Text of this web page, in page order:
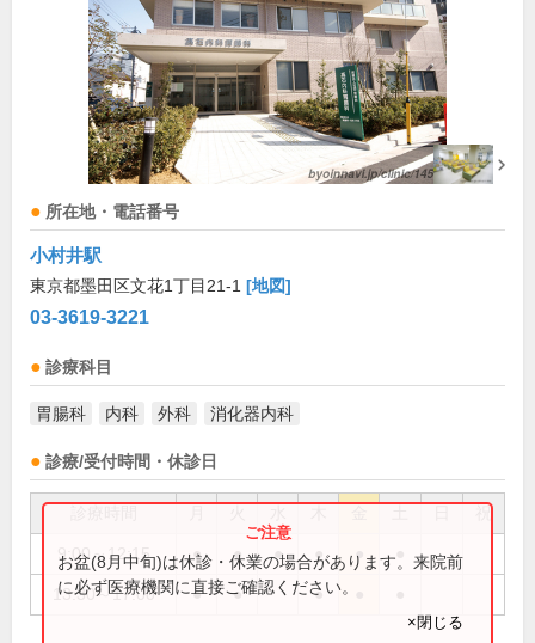
所在地・電話番号
小村井駅
東京都墨田区文花1丁目21-1 [地図]
03-3619-3221
診療科目
胃腸科 内科 外科 消化器内科
診療/受付時間・休診日
祝
9:00～12:15 ● ● ● ● ●
13:30～17:00 ● ● ●
お盆(8月中旬)は休診・休業の場合があります。来院前
に必ず医療機関に直接ご確認ください。
×閉じる